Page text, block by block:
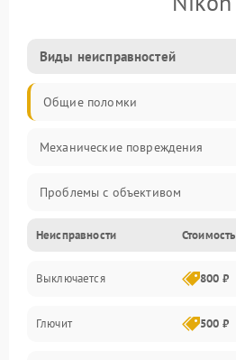
Виды неисправностей
Общие поломки
Механические повреждения
Проблемы с объективом
Электронные ошибки
Механические проблемы
Матрица и оптика
Неисправности Стоимость
Выключается 800 ₽
Глючит 500 ₽